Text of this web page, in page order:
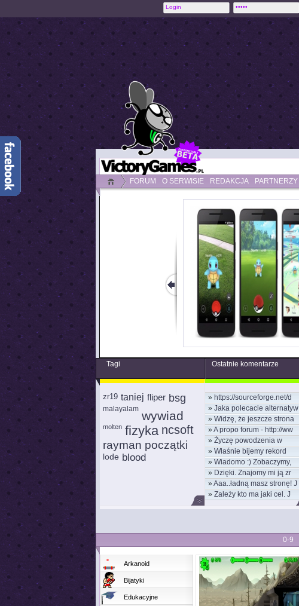
FORUM O SERWISIE REDAKCJA PARTNERZY
Tagi Ostatnie komentarze
zr19 taniej fliper bsg
malayalam wywiad
molten fizyka ncsoft
rayman początki
lode blood
» https://sourceforge.net/d
» Jaka polecacie alternatyw
» Widzę, że jeszcze strona
»A propo forum - http://ww
» Życzę powodzenia w
nowym
» Właśnie bijemy rekord
kom
» Wiadomo :) Zobaczymy,
moż
» Dzięki. Znajomy mi ją zr
»Aaa..ładną masz stronę! J
» Zależy kto ma jaki cel. J
0-9
Arkanoid
Bijatyki
Edukacyjne